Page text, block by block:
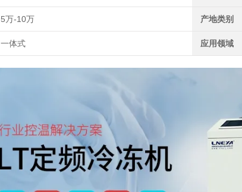
5万-10万 产地类别
一体式 应用领域